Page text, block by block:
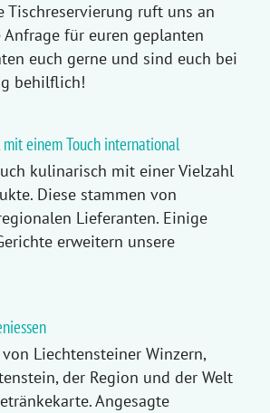
Tischreservierung ruft uns an
für euren geplanten
euch gerne und sind euch bei
behilflich!
einem Touch international
kulinarisch mit einer Vielzahl
Diese stammen von
Lieferanten. Einige
erweitern unsere
Liechtensteiner Winzern,
der Region und der Welt
Angesagte